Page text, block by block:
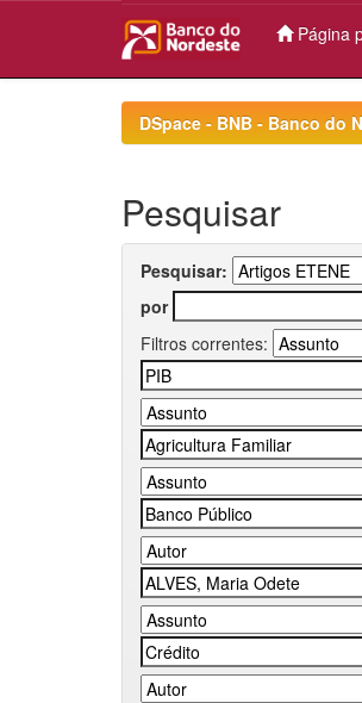
Página
DSpace - BNB - Banco do
Pesquisar
Pesquisar:
por
Filtros correntes: